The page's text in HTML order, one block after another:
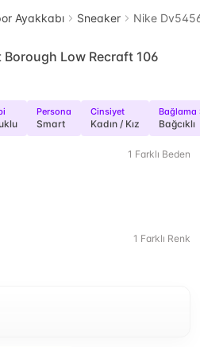
Ayakkabı Sneaker Nike
Low Recraft 106
Persona
Smart
Cinsiyet
Kadın / Kız
Bağlama
Bağcıklı
1 Farklı Beden
1 Farklı Renk